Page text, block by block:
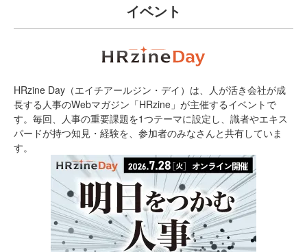
イベント
HRzine Day（エイチアールジン・デイ）は、人が活き会社が成
長する人事のWebマガジン「HRzine」が主催するイベントで
す。毎回、人事の重要課題を1つテーマに設定し、識者やエキス
パードが持つ知見・経験を、参加者のみなさんと共有していま
す。